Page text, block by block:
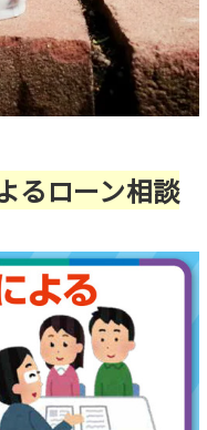
るローン相談